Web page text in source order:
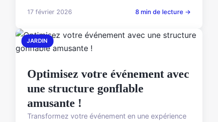
17 février 2026 8 min de lecture →
JARDIN
Optimisez votre événement avec
une structure gonflable
amusante !
Transformez votre événement en une expérience